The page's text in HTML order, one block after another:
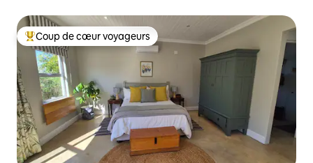
Coups de cœur voyageurs les plus appréciés
Coup de cœur voyageurs